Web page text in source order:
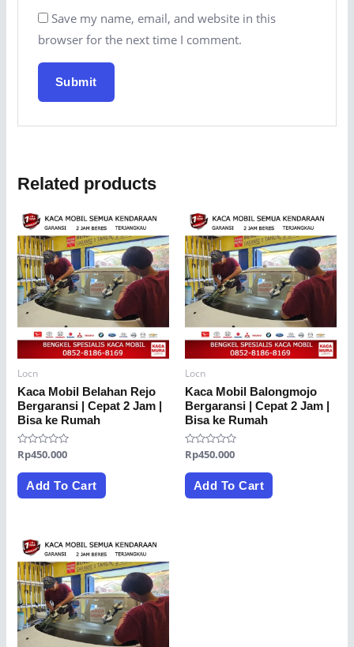
Save my name, email, and website in this
browser for the next time I comment.
Related products
Locn
Kaca Mobil Belahan Rejo
Bergaransi | Cepat 2 Jam |
Bisa ke Rumah
Rated
out
Rp450.000
Add To Cart
Locn
Kaca Mobil Balongmojo
Bergaransi | Cepat 2 Jam |
Bisa ke Rumah
Rated
out
Rp450.000
Add To Cart